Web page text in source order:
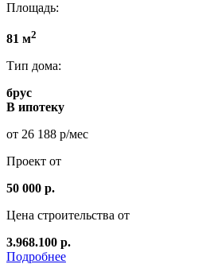
Площадь:
81 м2
Тип дома:
брус
В ипотеку
от 26 188 р/мес
Проект от
50 000 р.
Цена строительства от
3.968.100 р.
Подробнее